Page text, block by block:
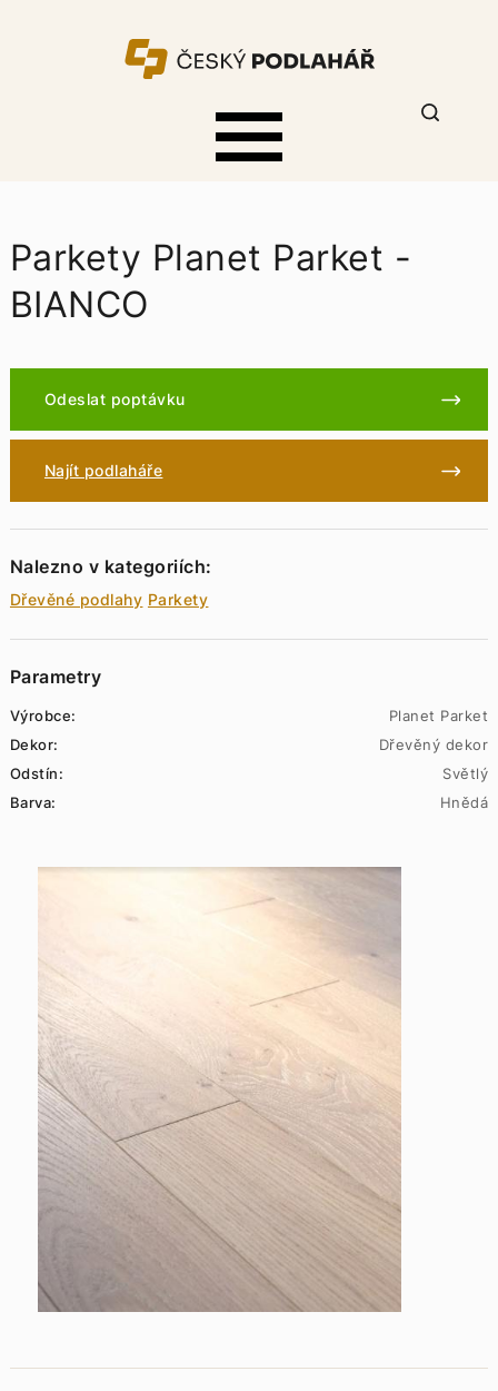
Parkety Planet Parket -
BIANCO
Odeslat poptávku
Najít podlaháře
Nalezno v kategoriích:
Dřevěné podlahy Parkety
Parametry
Výrobce:
Planet Parket
Dekor:
Dřevěný dekor
Odstín:
Světlý
Barva:
Hnědá